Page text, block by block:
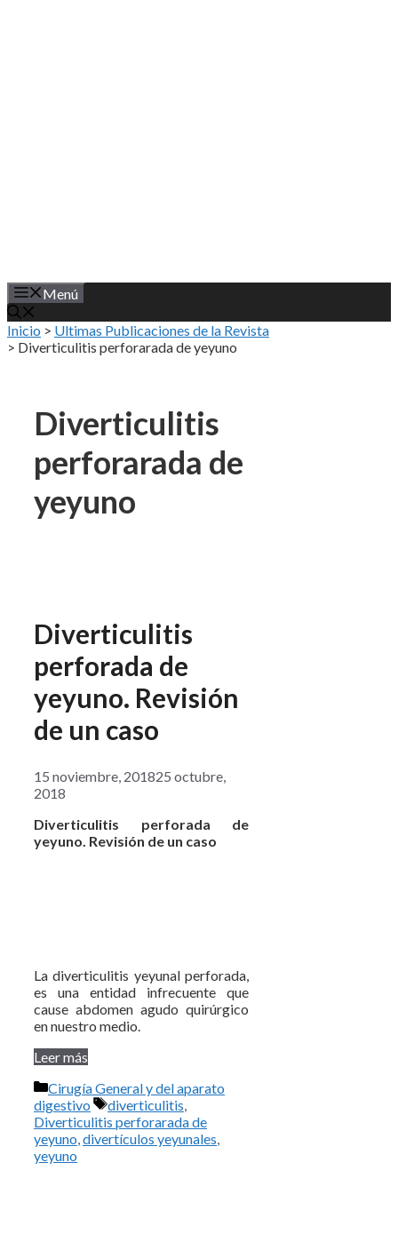
Menú
Inicio > Ultimas Publicaciones de la Revista
> Diverticulitis perforarada de yeyuno
Diverticulitis
perforarada de
yeyuno
Diverticulitis
perforada de
yeyuno. Revisión
de un caso
15 noviembre, 201825 octubre,
2018
Diverticulitis perforada de
yeyuno. Revisión de un caso
La diverticulitis yeyunal perforada,
es una entidad infrecuente que
cause abdomen agudo quirúrgico
en nuestro medio.
Leer más
Categorías
Cirugía General y del aparato
digestivo
Etiquetas
diverticulitis,
Diverticulitis perforarada de
yeyuno,divertículos yeyunales,
yeyuno